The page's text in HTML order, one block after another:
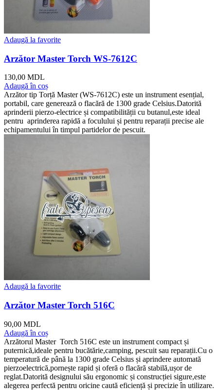
Adaugă la favorite
Arzător Master Torch WS-7612C
130,00 MDL
Adaugă în coș
Arzător tip Torță Master (WS-7612C) este un instrument esențial,
portabil, care generează o flacără de 1300 grade Celsius.Datorită
aprinderii pierzo-electrice și compatibilității cu butanul,este ideal
pentru aprinderea rapidă a foculului și pentru reparații precise ale
echipamentului în timpul partidelor de pescuit.
Adaugă la favorite
Arzător Master Torch 516C
90,00 MDL
Adaugă în coș
Arzătorul Master Torch 516C este un instrument compact și
puternică,ideale pentru bucătărie,camping, pescuit sau reparații.Cu o
temperatură de până la 1300 grade Celsius și aprindere automată
pierzoelectrică,pornește rapid și oferă o flacără stabilă,ușor de
reglat.Datorită designului său ergonomic și construcției sigure,este
alegerea perfectă pentru oricine caută eficiență și precizie în utilizare.